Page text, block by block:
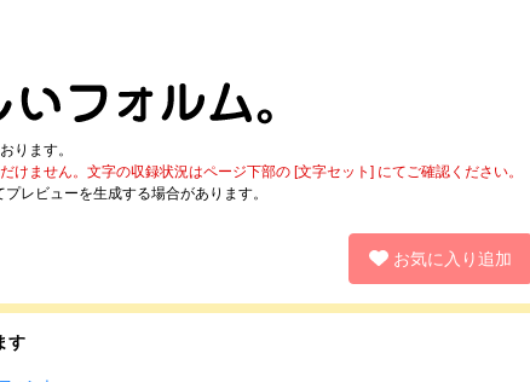
ります。
ません。文字の収録状況はページ下部の [文字セット] にてご確認ください。
レビューを生成する場合があります。
お気に入り追加
す